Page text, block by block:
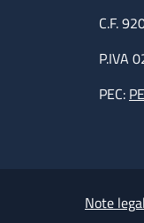
C.F.
P.IVA
PEC:
Note